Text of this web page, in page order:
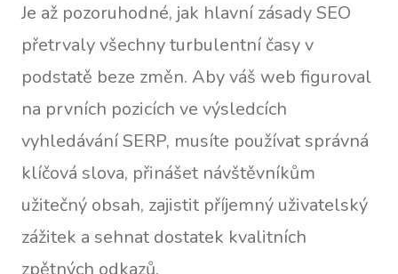
Je až pozoruhodné, jak hlavní zásady SEO
přetrvaly všechny turbulentní časy v
podstatě beze změn. Aby váš web figuroval
na prvních pozicích ve výsledcích
vyhledávání SERP, musíte používat správná
klíčová slova, přinášet návštěvníkům
užitečný obsah, zajistit příjemný uživatelský
zážitek a sehnat dostatek kvalitních
zpětných odkazů.